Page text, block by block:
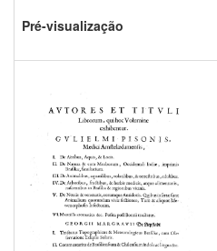
Pré-visualização